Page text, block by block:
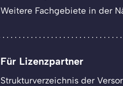
Weitere Fachgebiete in der
Für Lizenzpartner
Strukturverzeichnis der